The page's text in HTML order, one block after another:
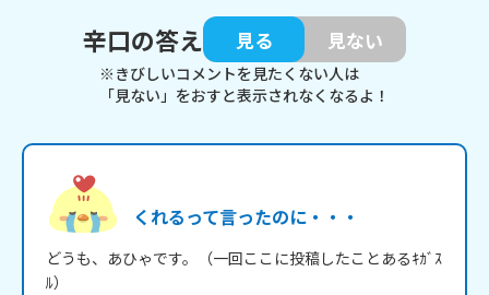
辛口の答え
見る 見ない
※きびしいコメントを見たくない人は
「見ない」をおすと表示されなくなるよ！
くれるって言ったのに・・・
どうも、あひゃです。（一回ここに投稿したことあるｷｶﾞｽ
ﾙ）